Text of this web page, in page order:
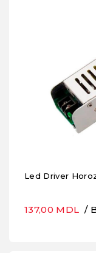
Led Driver
137,00 MDL /